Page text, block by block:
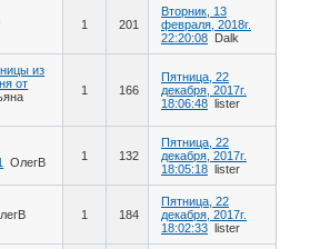
1 201
Вторник, 13
февраля, 2018г.
22:20:08 Dalk
из
от
1 166
Пятница, 22
декабря, 2017г.
18:06:48 lister
ОлегВ 1 132
Пятница, 22
декабря, 2017г.
18:05:18 lister
1 184
Пятница, 22
декабря, 2017г.
18:02:33 lister